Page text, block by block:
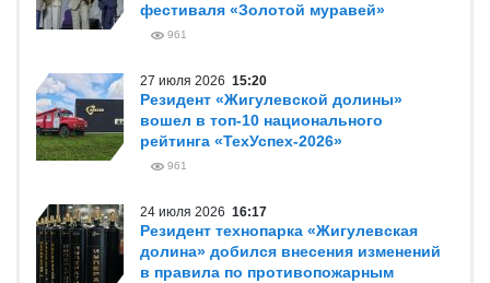
фестиваля «Золотой муравей»
961
27 июля 2026 15:20
Резидент «Жигулевской долины»
вошел в топ-10 национального
рейтинга «ТехУспех-2026»
961
24 июля 2026 16:17
Резидент технопарка «Жигулевская
долина» добился внесения изменений
в правила по противопожарным